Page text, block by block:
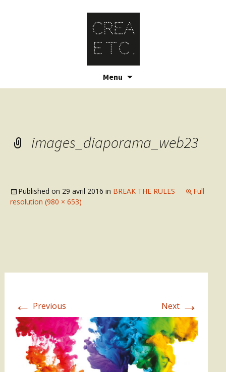
Menu
images_diaporama_web23
Published on 29 avril 2016 in BREAK THE RULES
Full
resolution (980 × 653)
← Previous Next →